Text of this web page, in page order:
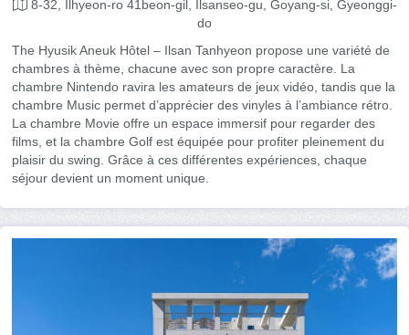
8-32, Ilhyeon-ro 41beon-gil, Ilsanseo-gu, Goyang-si, Gyeonggi-
do
The Hyusik Aneuk Hôtel – Ilsan Tanhyeon propose une variété de
chambres à thème, chacune avec son propre caractère. La
chambre Nintendo ravira les amateurs de jeux vidéo, tandis que la
chambre Music permet d’apprécier des vinyles à l’ambiance rétro.
La chambre Movie offre un espace immersif pour regarder des
films, et la chambre Golf est équipée pour profiter pleinement du
plaisir du swing. Grâce à ces différentes expériences, chaque
séjour devient un moment unique.